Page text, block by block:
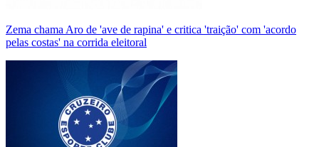
Zema chama Aro de 'ave de rapina' e critica 'traição' com 'acordo
pelas costas' na corrida eleitoral